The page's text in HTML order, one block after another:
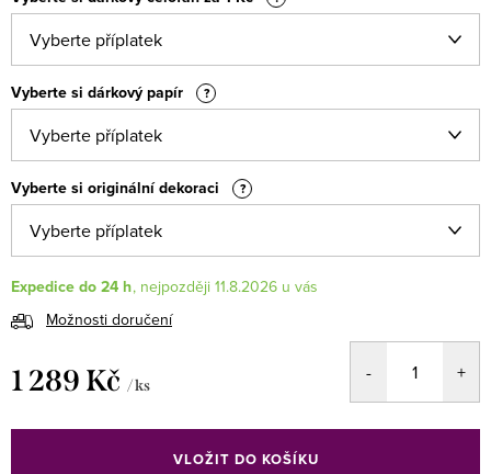
Vyberte si dárkový papír ?
Vyberte si originální dekoraci ?
Expedice do 24 h
11.8.2026
Možnosti doručení
1 289 Kč / ks
cena:
VLOŽIT DO KOŠÍKU